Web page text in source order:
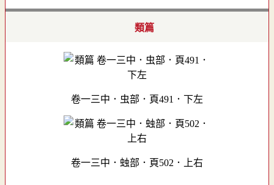
類篇
卷一三中．虫部．頁491．下左
卷一三中．䖵部．頁502．上右